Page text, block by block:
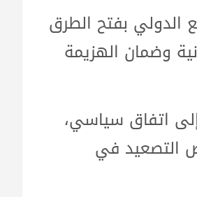
الدولي بفتح الطرق
وضمان الهزيمة
اتفاق سياسي،
التصعيد في